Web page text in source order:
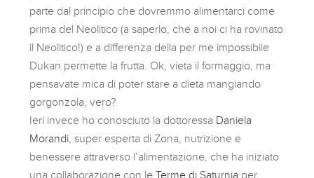
parte dal principio che dovremmo alimentarci come
prima del Neolitico (a saperlo, che a noi ci ha rovinato
il Neolitico!) e a differenza della per me impossibile
Dukan permette la frutta. Ok, vieta il formaggio, ma
pensavate mica di poter stare a dieta mangiando
gorgonzola, vero?
Ieri invece ho conosciuto la dottoressa Daniela
Morandi , super esperta di Zona, nutrizione e
benessere attraverso l’alimentazione, che ha iniziato
una collaborazione con leTerme di Saturnia per